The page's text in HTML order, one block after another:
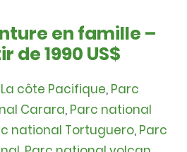
en famille –
de 1990 US$
La côte Pacifique, Parc
Carara, Parc national
national Tortuguero, Parc